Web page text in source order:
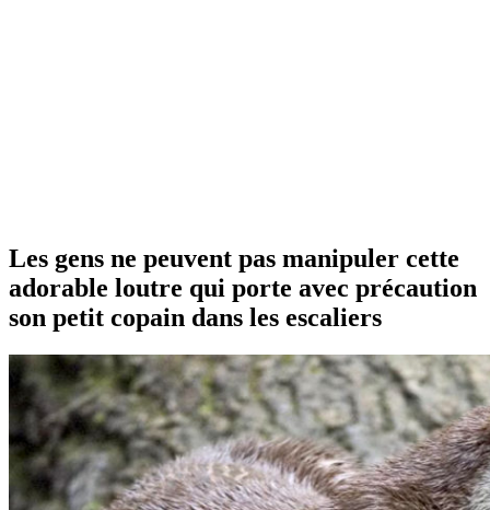
Les gens ne peuvent pas manipuler cette
adorable loutre qui porte avec précaution
son petit copain dans les escaliers